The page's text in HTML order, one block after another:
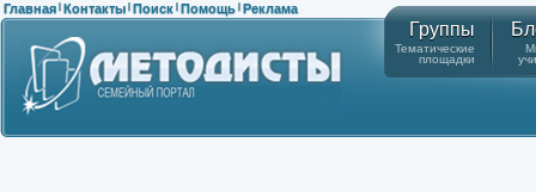
Главная | Контакты | Поиск | Помощь | Реклама
Группы
Тематические
площадки